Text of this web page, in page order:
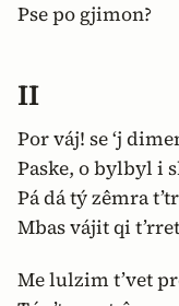
Pse po gjimon?
II
Por váj! se ‘j
Paske, o bylbyl i
Pá dá tý zêmra
Mbas vájit qi
Me lulzim t’vet